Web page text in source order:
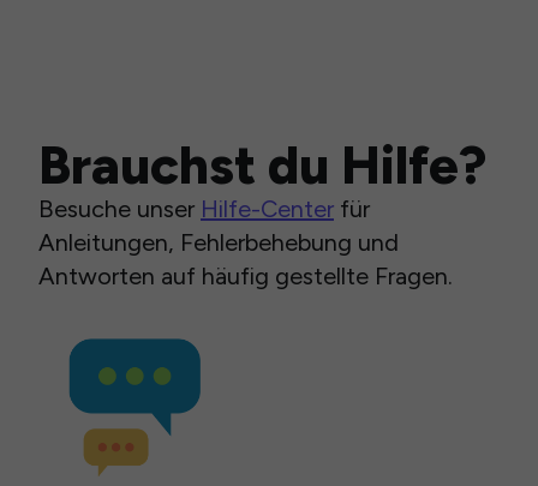
Brauchst du Hilfe?
Besuche unser Hilfe-Center für
Anleitungen, Fehlerbehebung und
Antworten auf häufig gestellte Fragen.